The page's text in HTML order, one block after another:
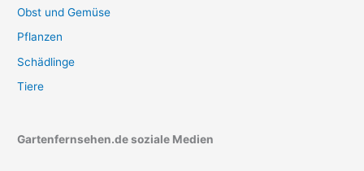
Obst und Gemüse
Pflanzen
Schädlinge
Tiere
Gartenfernsehen.de soziale Medien